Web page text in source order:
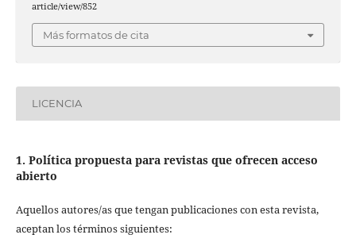
article/view/852
Más formatos de cita
LICENCIA
1. Política propuesta para revistas que ofrecen acceso
abierto
Aquellos autores/as que tengan publicaciones con esta revista,
aceptan los términos siguientes: